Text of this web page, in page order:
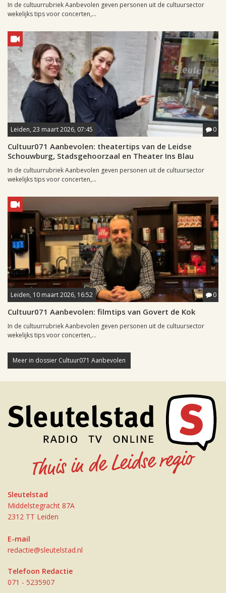
In de cultuurrubriek Aanbevolen geven personen uit de cultuursector
wekelijks tips voor concerten,...
Leiden, 23 maart 2026, 07:45 0
Cultuur071 Aanbevolen: theatertips van de Leidse
Schouwburg, Stadsgehoorzaal en Theater Ins Blau
In de cultuurrubriek Aanbevolen geven personen uit de cultuursector
wekelijks tips voor concerten,...
Leiden, 10 maart 2026, 16:52 0
Cultuur071 Aanbevolen: filmtips van Govert de Kok
In de cultuurrubriek Aanbevolen geven personen uit de cultuursector
wekelijks tips voor concerten,...
Meer in dossier Cultuur071 Aanbevolen
Sleutelstad
Middelstegracht 87A
2312 TT Leiden
E-mail
redactie@sleutelstad.nl
Telefoon Redactie
071 - 5235907